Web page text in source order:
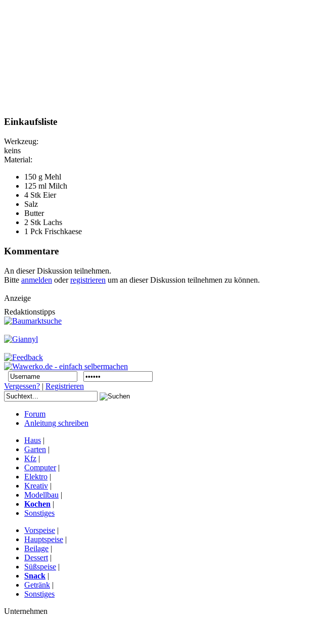
Einkaufsliste
Werkzeug:
keins
Material:
150 g Mehl
125 ml Milch
4 Stk Eier
Salz
Butter
2 Stk Lachs
1 Pck Frischkaese
Kommentare
An dieser Diskussion teilnehmen.
Bitte anmelden oderregistrieren um an dieser Diskussion teilnehmen zu können.
Anzeige
Redaktionstipps
Vergessen? | Registrieren
Forum
Anleitung schreiben
Haus |
Garten |
Kfz |
Computer|
Elektro |
Kreativ |
Modellbau |
Kochen |
Sonstiges
Vorspeise |
Hauptspeise |
Beilage |
Dessert |
Süßspeise |
Snack |
Getränk |
Sonstiges
Unternehmen